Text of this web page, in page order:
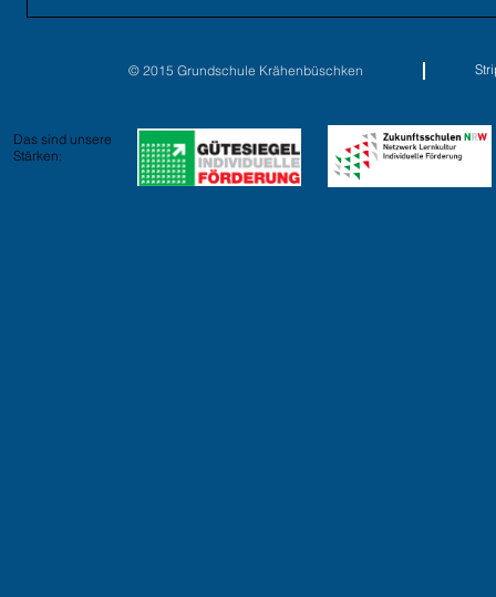
© 2015 Grundschule Krähenbüschken
Das sind unsere
Stärken: